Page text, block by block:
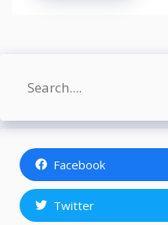
Search
Facebook
Twitter